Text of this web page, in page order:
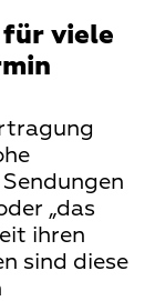
viele
„das
ihren
sind diese